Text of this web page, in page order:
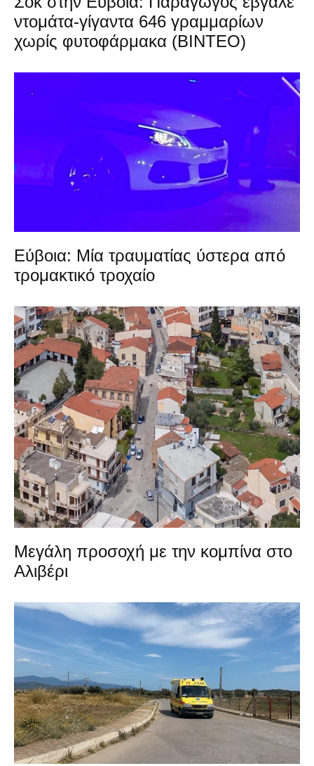
ντομάτα-γίγαντα 646 γραμμαρίων
χωρίς φυτοφάρμακα (ΒΙΝΤΕΟ)
Εύβοια: Μία τραυματίας ύστερα από
τρομακτικό τροχαίο
Μεγάλη προσοχή με την κομπίνα στο
Αλιβέρι